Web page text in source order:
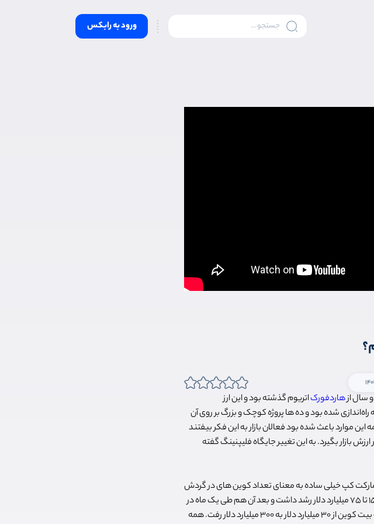
ورود به رابکس
سال ازهاردفورکاتریوم گذشته بود و این ارز
شده بود و ده ها پروژه کوچک و بزرگ بر روی آن
موارد باعث شده بود فعالان بازار به این فکر بیفتند
بازار بگیرد. به این تغییر جایگاه فلیپنینگ گفته
مارکت کپ خیلی ساده به معنای تعداد کوین های در گردش
یک رمزارز ضرب در قیمت آن کریپتو است در سال 2017 مارکت کپ اتریوم از 15 تا 75 میلیارد دلار رشد داشت و بعد آن هم طی یک ماه در
ژانویه 2018 دوبرابر شد و به 150 میلیارد دلار رسید. در همان زمان مارکت کپ بیت کوین از 30 میلیارد دلار به 300 میلیارد دلار رفت. همه